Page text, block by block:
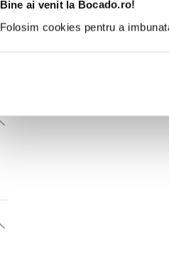
Bine ai venit la Bocado.ro!
Folosim cookies pentru a